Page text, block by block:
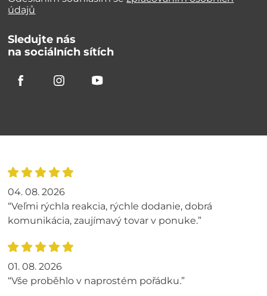
údajů
Sledujte nás
na sociálních sítích
04. 08. 2026
“Veľmi rýchla reakcia, rýchle dodanie, dobrá
komunikácia, zaujímavý tovar v ponuke.”
01. 08. 2026
“Vše proběhlo v naprostém pořádku.”